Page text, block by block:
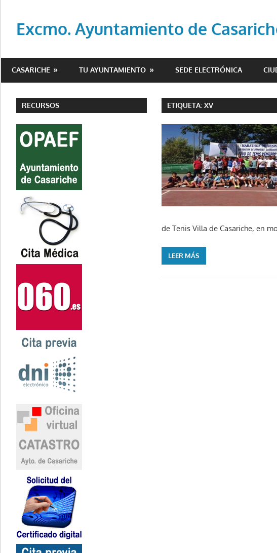
contenido
Excmo. Ayuntamiento de
del
de
Casariche
CASARICHE TU AYUNTAMIENTO SEDE ELECTRÓNICA
ETIQUETA:XV
de Tenis Villa de Casariche, en
LEER MÁS
RECURSOS